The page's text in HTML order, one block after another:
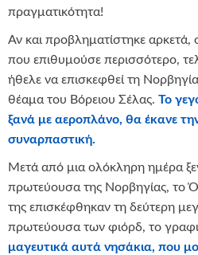
πραγματικότητα!
Αν και προβληματίστηκε αρκετά,
που επιθυμούσε περισσότερο,
ήθελε να επισκεφθεί τη
θέαμα του Βόρειου Σέλας. Το
ξανά με αεροπλάνο, θα έκανε
συναρπαστική.
Μετά από μια ολόκληρη ημέρα
πρωτεύουσα της Νορβηγίας, το
της επισκέφθηκαν τη δεύτερη
πρωτεύουσα των φιόρδ, το
μαγευτικά αυτά νησάκια, που